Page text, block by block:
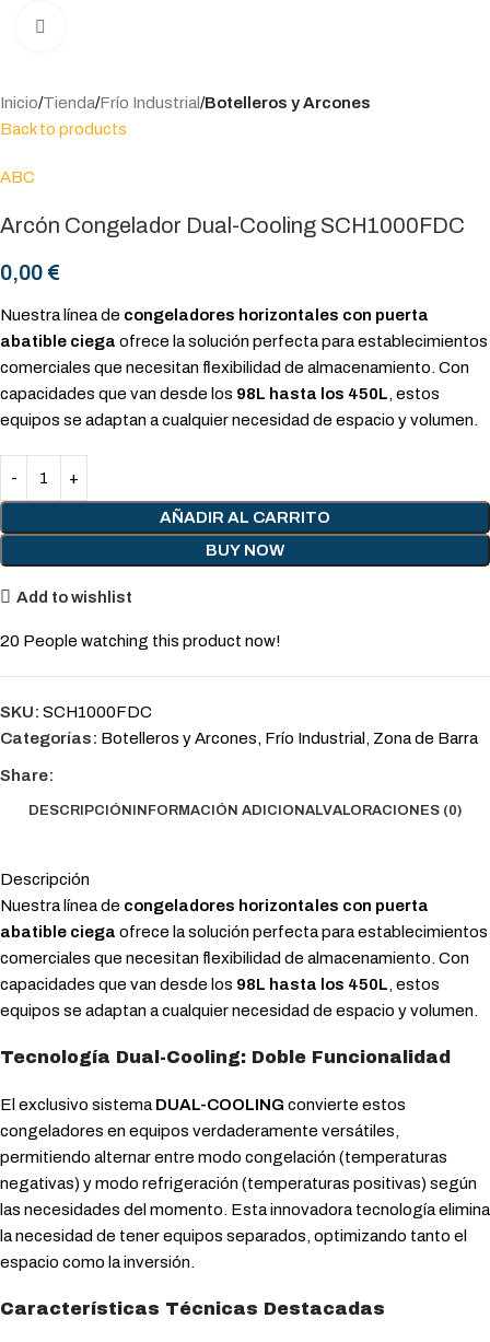
Inicio Tienda Frío Industrial Botelleros y Arcones
Back to products
ABC
Arcón Congelador Dual-Cooling SCH1000FDC
0,00 €
Nuestra línea de congeladores horizontales con puerta
abatible ciega ofrece la solución perfecta para establecimientos
comerciales que necesitan flexibilidad de almacenamiento. Con
capacidades que van desde los 98L hasta los 450L, estos
equipos se adaptan a cualquier necesidad de espacio y volumen.
AÑADIR AL CARRITO
BUY NOW
Add to wishlist
20 People watching this product now!
SKU: SCH1000FDC
Categorías: Botelleros y Arcones, Frío Industrial , Zona de Barra
Share:
DESCRIPCIÓNINFORMACIÓN ADICIONALVALORACIONES (0)
Descripción
Nuestra línea de congeladores horizontales con puerta
abatible ciega ofrece la solución perfecta para establecimientos
comerciales que necesitan flexibilidad de almacenamiento. Con
capacidades que van desde los 98L hasta los 450L, estos
equipos se adaptan a cualquier necesidad de espacio y volumen.
Tecnología Dual-Cooling: Doble Funcionalidad
El exclusivo sistema DUAL-COOLING convierte estos
congeladores en equipos verdaderamente versátiles,
permitiendo alternar entre modo congelación (temperaturas
negativas) y modo refrigeración (temperaturas positivas) según
las necesidades del momento. Esta innovadora tecnología elimina
la necesidad de tener equipos separados, optimizando tanto el
espacio como la inversión.
Características Técnicas Destacadas